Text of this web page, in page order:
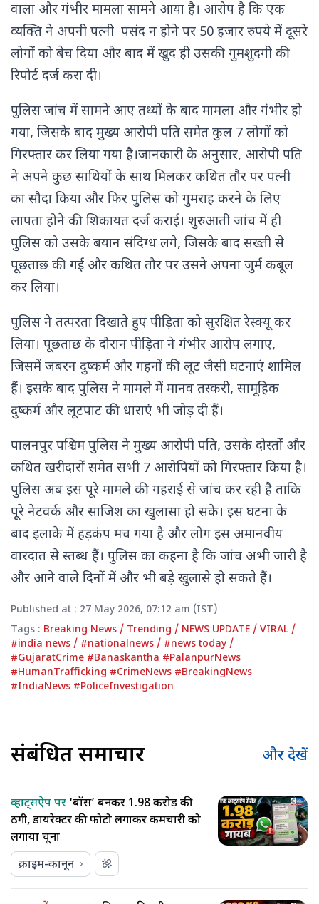
वाला और गंभीर मामला सामने आया है। आरोप है कि एक
व्यक्ति ने अपनी पत्नी पसंद न होने पर 50 हजार रुपये में दूसरे
लोगों को बेच दिया और बाद में खुद ही उसकी गुमशुदगी की
रिपोर्ट दर्ज करा दी।
पुलिस जांच में सामने आए तथ्यों के बाद मामला और गंभीर हो
गया, जिसके बाद मुख्य आरोपी पति समेत कुल 7 लोगों को
गिरफ्तार कर लिया गया है।जानकारी के अनुसार, आरोपी पति
ने अपने कुछ साथियों के साथ मिलकर कथित तौर पर पत्नी
का सौदा किया और फिर पुलिस को गुमराह करने के लिए
लापता होने की शिकायत दर्ज कराई। शुरुआती जांच में ही
पुलिस को उसके बयान संदिग्ध लगे, जिसके बाद सख्ती से
पूछताछ की गई और कथित तौर पर उसने अपना जुर्म कबूल
कर लिया।
पुलिस ने तत्परता दिखाते हुए पीड़िता को सुरक्षित रेस्क्यू कर
लिया। पूछताछ के दौरान पीड़िता ने गंभीर आरोप लगाए,
जिसमें जबरन दुष्कर्म और गहनों की लूट जैसी घटनाएं शामिल
हैं। इसके बाद पुलिस ने मामले में मानव तस्करी, सामूहिक
दुष्कर्म और लूटपाट की धाराएं भी जोड़ दी हैं।
पालनपुर पश्चिम पुलिस ने मुख्य आरोपी पति, उसके दोस्तों और
कथित खरीदारों समेत सभी 7 आरोपियों को गिरफ्तार किया है।
पुलिस अब इस पूरे मामले की गहराई से जांच कर रही है ताकि
पूरे नेटवर्क और साजिश का खुलासा हो सके। इस घटना के
बाद इलाके में हड़कंप मच गया है और लोग इस अमानवीय
वारदात से स्तब्ध हैं। पुलिस का कहना है कि जांच अभी जारी है
और आने वाले दिनों में और भी बड़े खुलासे हो सकते हैं।
Published at : 27 May 2026, 07:12 am (IST)
Tags : Breaking News / Trending / NEWS UPDATE / VIRAL /
#india news / #nationalnews / #news today /
#GujaratCrime #Banaskantha #PalanpurNews
#HumanTrafficking #CrimeNews #BreakingNews
#IndiaNews #PoliceInvestigation
संबंधित समाचार और देखें
व्हाट्सऐप पर ‘बॉस’ बनकर 1.98 करोड़ की
ठगी, डायरेक्टर की फोटो लगाकर कर्मचारी को
लगाया चूना
क्राइम-कानून